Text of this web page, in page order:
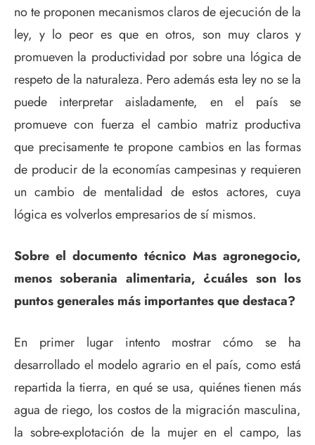
no te proponen mecanismos claros de ejecución de la
ley, y lo peor es que en otros, son muy claros y
promueven la productividad por sobre una lógica de
respeto de la naturaleza. Pero además esta ley no se la
puede interpretar aisladamente, en el país se
promueve con fuerza el cambio matriz productiva
que precisamente te propone cambios en las formas
de producir de la economías campesinas y requieren
un cambio de mentalidad de estos actores, cuya
lógica es volverlos empresarios de sí mismos.
Sobre el documento técnico Mas agronegocio,
menos soberania alimentaria, ¿cuáles son los
puntos generales más importantes que destaca?
En primer lugar intento mostrar cómo se ha
desarrollado el modelo agrario en el país, como está
repartida la tierra, en qué se usa, quiénes tienen más
agua de riego, los costos de la migración masculina,
la sobre-explotación de la mujer en el campo, las